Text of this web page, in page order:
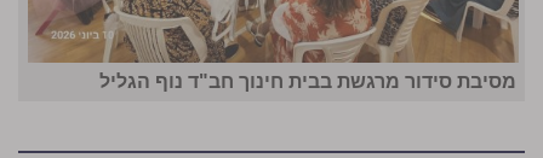
מסיבת סידור מרגשת בבית חינוך חב"ד נוף הגליל